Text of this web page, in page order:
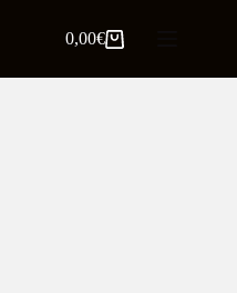
0,00€